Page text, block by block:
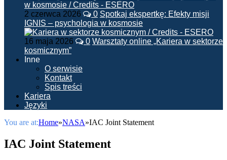
2 czerwca 2026 0 Spotkaj ekspertkę: Efekty misji
IGNIS – psychologia w kosmosie
16 maja 2026 0 Warsztaty online „Kariera w sektorze
kosmicznym”
Inne
O serwisie
Kontakt
Spis treści
Kariera
Języki
You are at:Home»NASA»IAC Joint Statement
IAC Joint Statement